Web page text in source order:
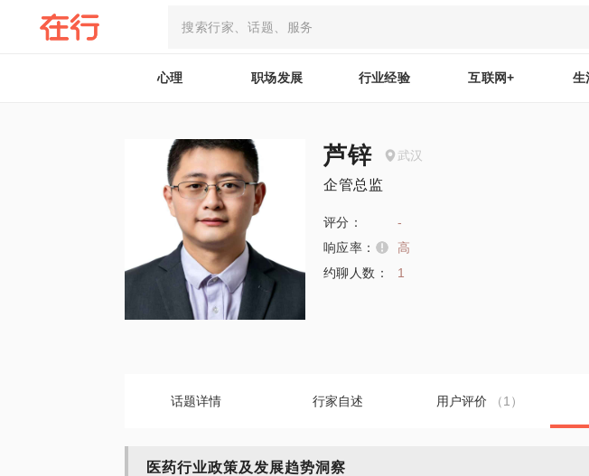
心理 职场发展 行业经验 互联网+ 生
芦锌 武汉
企管总监
评分：
-
响应率：
高
约聊人数：
1
话题详情 行家自述 用户评价 （1）
医药行业政策及发展趋势洞察